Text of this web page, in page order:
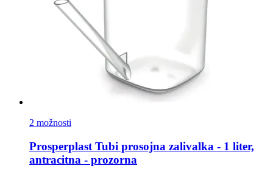
2 možnosti
Prosperplast Tubi prosojna zalivalka -​ 1 liter,
antracitna -​ prozorna